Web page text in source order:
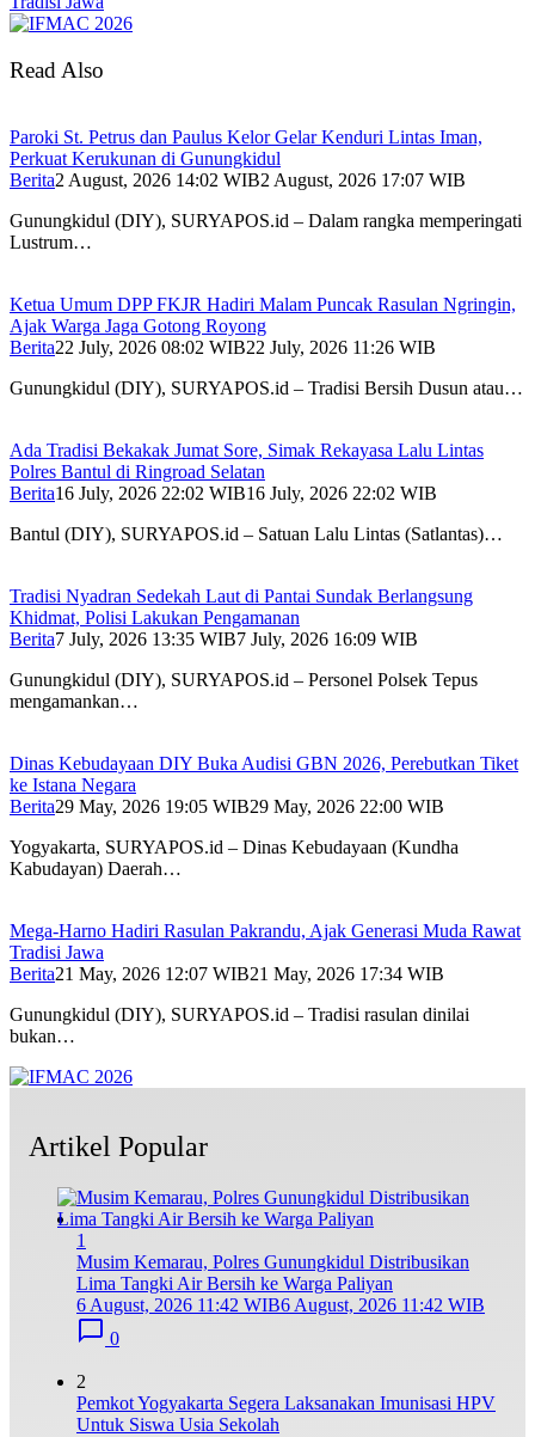
Read Also
Paroki St. Petrus dan Paulus Kelor Gelar Kenduri Lintas Iman,
Perkuat Kerukunan di Gunungkidul
Berita2 August, 2026 14:02 WIB2 August, 2026 17:07 WIB
Gunungkidul (DIY), SURYAPOS.id – Dalam rangka memperingati
Lustrum…
Ketua Umum DPP FKJR Hadiri Malam Puncak Rasulan Ngringin,
Ajak Warga Jaga Gotong Royong
Berita22 July, 2026 08:02 WIB22 July, 2026 11:26 WIB
Gunungkidul (DIY), SURYAPOS.id – Tradisi Bersih Dusun atau…
Ada Tradisi Bekakak Jumat Sore, Simak Rekayasa Lalu Lintas
Polres Bantul di Ringroad Selatan
Berita16 July, 2026 22:02 WIB16 July, 2026 22:02 WIB
Bantul (DIY), SURYAPOS.id – Satuan Lalu Lintas (Satlantas)…
Tradisi Nyadran Sedekah Laut di Pantai Sundak Berlangsung
Khidmat, Polisi Lakukan Pengamanan
Berita7 July, 2026 13:35 WIB7 July, 2026 16:09 WIB
Gunungkidul (DIY), SURYAPOS.id – Personel Polsek Tepus
mengamankan…
Dinas Kebudayaan DIY Buka Audisi GBN 2026, Perebutkan Tiket
ke Istana Negara
Berita29 May, 2026 19:05 WIB29 May, 2026 22:00 WIB
Yogyakarta, SURYAPOS.id – Dinas Kebudayaan (Kundha
Kabudayan) Daerah…
Mega-Harno Hadiri Rasulan Pakrandu, Ajak Generasi Muda Rawat
Tradisi Jawa
Berita21 May, 2026 12:07 WIB21 May, 2026 17:34 WIB
Gunungkidul (DIY), SURYAPOS.id – Tradisi rasulan dinilai
bukan…
Artikel Popular
1
Musim Kemarau, Polres Gunungkidul Distribusikan
Lima Tangki Air Bersih ke Warga Paliyan
6 August, 2026 11:42 WIB6 August, 2026 11:42 WIB
0
2
Pemkot Yogyakarta Segera Laksanakan Imunisasi HPV
Untuk Siswa Usia Sekolah